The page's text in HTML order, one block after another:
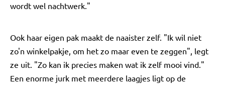
wordt wel nachtwerk."
Ook haar eigen pak maakt de naaister zelf. "Ik wil niet
zo'n winkelpakje, om het zo maar even te zeggen", legt
ze uit. "Zo kan ik precies maken wat ik zelf mooi vind."
Een enorme jurk met meerdere laagjes ligt op de